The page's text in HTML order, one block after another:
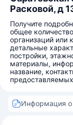
Расковой, д
Получите
общее
организаций или
детальные
постройки,
материалы,
название,
Информация